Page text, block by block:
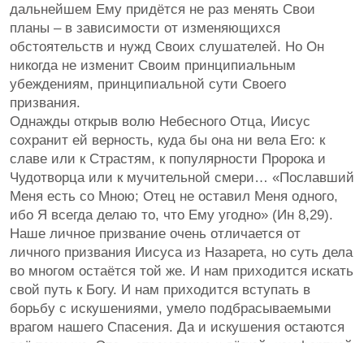
дальнейшем Ему придётся не раз менять Свои
планы – в зависимости от изменяющихся
обстоятельств и нужд Своих слушателей. Но Он
никогда не изменит Своим принципиальным
убеждениям, принципиальной сути Своего
призвания.
Однажды открыв волю Небесного Отца, Иисус
сохранит ей верность, куда бы она ни вела Его: к
славе или к Страстям, к популярности Пророка и
Чудотворца или к мучительной смери… «Пославший
Меня есть со Мною; Отец не оставил Меня одного,
ибо Я всегда делаю то, что Ему угодно» (Ин 8,29).
Наше личное призвание очень отличается от
личного призвания Иисуса из Назарета, но суть дела
во многом остаётся той же. И нам приходится искать
свой путь к Богу. И нам приходится вступать в
борьбу с искушениями, умело подбрасываемыми
врагом нашего Спасения. Да и искушения остаются